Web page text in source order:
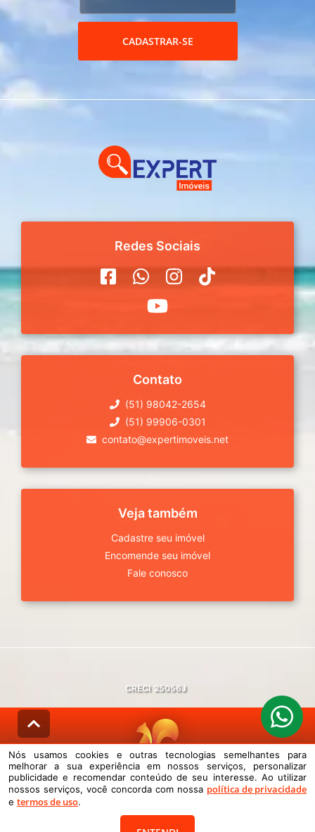
CADASTRAR-SE
Redes Sociais
Contato
(51) 98042-2654
(51) 99906-0301
contato@expertimoveis.net
Veja também
Cadastre seu imóvel
Encomende seu imóvel
Fale conosco
CRECI 25056J
© DESENVOLVIDO PELAAGIL.NET
Nós usamos cookies e outras tecnologias semelhantes para melhorar a
sua experiência em nossos serviços, personalizar publicidade e
Nós usamos cookies e outras tecnologias semelhantes para
melhorar a sua experiência em nossos serviços, personalizar
publicidade e recomendar conteúdo de seu interesse. Ao utilizar
nossos serviços, você concorda com nossa política de privacidade
e termos de uso.